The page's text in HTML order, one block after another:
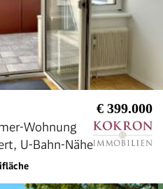
€ 399.000
Wohnung
U-Bahn-Nähe